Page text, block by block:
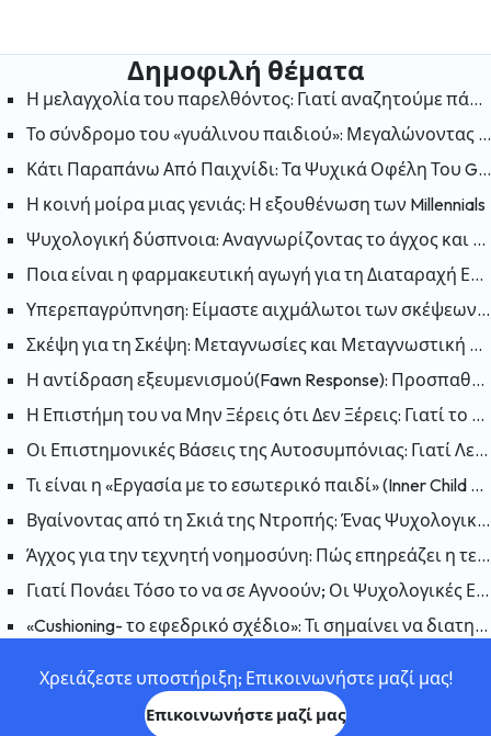
Δημοφιλή θέματα
Η μελαγχολία του παρελθόντος: Γιατί αναζητούμε πάντα την ευτυχία στις «παλιές καλές μέρες»;
Το σύνδρομο του «γυάλινου παιδιού»: Μεγαλώνοντας στη σκιά ενός αδελφού με ειδικές ανάγκες
Κάτι Παραπάνω Από Παιχνίδι: Τα Ψυχικά Οφέλη Του Gaming
Η κοινή μοίρα μιας γενιάς: Η εξουθένωση των Millennials
Ψυχολογική δύσπνοια: Αναγνωρίζοντας το άγχος και την ανησυχία
Ποια είναι η φαρμακευτική αγωγή για τη Διαταραχή Ελλειμματικής Προσοχής και Υπερκινητικότητας (ΔΕΠΥ);
Υπερεπαγρύπνηση: Είμαστε αιχμάλωτοι των σκέψεων μας; Πως μπορούμε να «απελευθερωθούμε»;
Σκέψη για τη Σκέψη: Μεταγνωσίες και Μεταγνωστική Θεραπεία
Η αντίδραση εξευμενισμού(Fawn Response): Προσπαθώντας να κάνετε τον εαυτό σας συμπαθή για να μειώσετε τον κίνδυνο
Η Επιστήμη του να Μην Ξέρεις ότι Δεν Ξέρεις: Γιατί το Φαινόμενο Dunning-Kruger Είναι Παραπλανητικό;
Οι Επιστημονικές Βάσεις της Αυτοσυμπόνιας: Γιατί Λειτουργεί η Αυτοσυμπόνια;
Τι είναι η «Εργασία με το εσωτερικό παιδί» (Inner Child Work); Πώς επηρεάζουν οι πληγές του παρελθόντος το παρόν;
Βγαίνοντας από τη Σκιά της Ντροπής: Ένας Ψυχολογικός Οδηγός για να Συμφιλιωθείτε με τον Εαυτό σας
Άγχος για την τεχνητή νοημοσύνη: Πώς επηρεάζει η τεχνητή νοημοσύνη την ανθρώπινη ψυχολογία;
Γιατί Πονάει Τόσο το να σε Αγνοούν; Οι Ψυχολογικές Επιπτώσεις της Αδιαφορίας
«Cushioning- το εφεδρικό σχέδιο»: Τι σημαίνει να διατηρείται ένα εφεδρικό σχέδιο σε μια σχέση και γιατί συμβαίνει;
Χρειάζεστε υποστήριξη; Επικοινωνήστε μαζί μας!
Επικοινωνήστε μαζί μας